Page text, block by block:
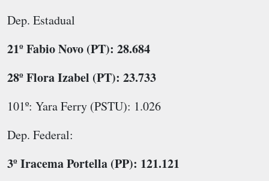
Dep. Estadual
21º Fabio Novo (PT): 28.684
28º Flora Izabel (PT): 23.733
101º: Yara Ferry (PSTU): 1.026
Dep. Federal:
3º Iracema Portella (PP): 121.121